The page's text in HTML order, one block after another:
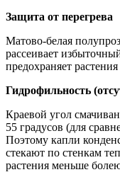
Защита от перегрева
Матово-белая
рассеивает
предохраняет
Гидрофильность
Краевой угол
55 градусов (для
Поэтому капли
стекают по стенкам
растения меньше